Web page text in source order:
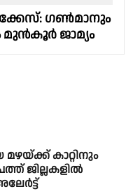
ഗൺമാനും
ജാമ്യം
കാറ്റിനും
ജില്ലകളിൽ